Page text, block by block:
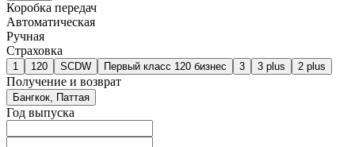
Коробка передач
Автоматическая
Ручная
Страховка
1 120 SCDW Первый класс 120 бизнес 3 3 plus 2 plus
Получение и возврат
Бангкок, Паттая
Год выпуска